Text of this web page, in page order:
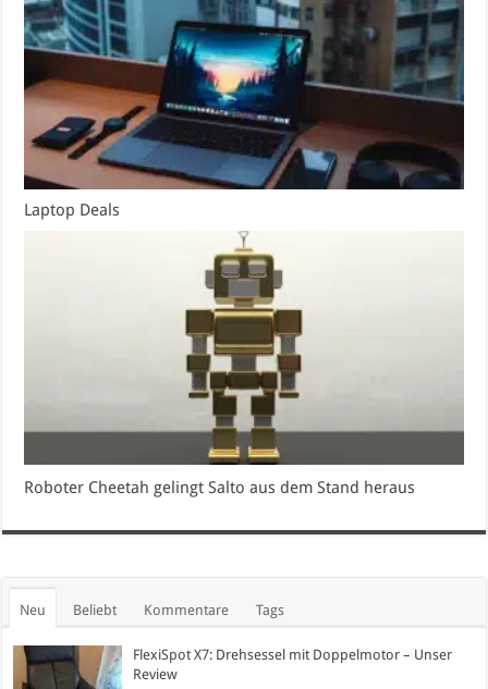
Laptop Deals
Roboter Cheetah gelingt Salto aus dem Stand heraus
Neu Beliebt Kommentare Tags
FlexiSpot X7: Drehsessel mit Doppelmotor – Unser
Review